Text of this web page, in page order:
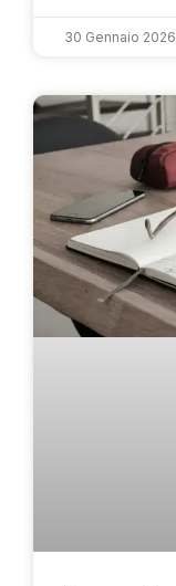
30 Gennaio 2026